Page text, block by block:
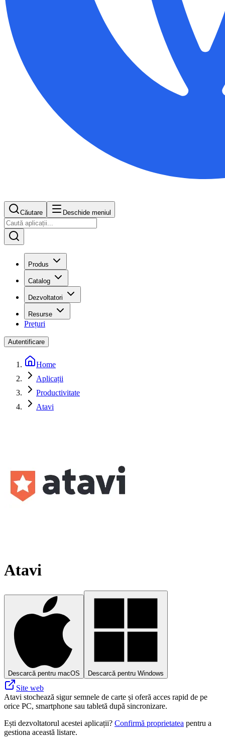
Căutare Deschide meniul
Produs
Catalog
Dezvoltatori
Resurse
Prețuri
Autentificare
Home
Aplicații
Productivitate
Atavi
Atavi
Descarcă pentru macOS Descarcă pentru Windows
Site web
Atavi stochează sigur semnele de carte și oferă acces rapid de pe
orice PC, smartphone sau tabletă după sincronizare.
Ești dezvoltatorul acestei aplicații? Confirmă proprietatea pentru a
gestiona această listare.